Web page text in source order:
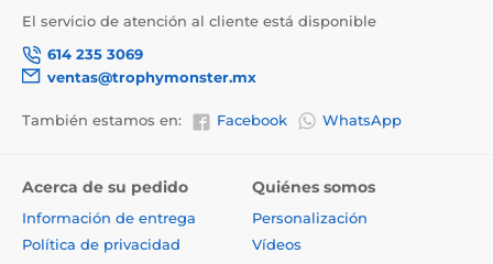
El servicio de atención al cliente está disponible
614 235 3069
ventas@trophymonster.mx
También estamos en: Facebook WhatsApp
Acerca de su pedido
Información de entrega
Política de privacidad
Quiénes somos
Personalización
Vídeos